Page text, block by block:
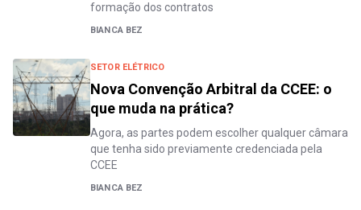
formação dos contratos
BIANCA BEZ
SETOR ELÉTRICO
Nova Convenção Arbitral da CCEE: o
que muda na prática?
Agora, as partes podem escolher qualquer câmara
que tenha sido previamente credenciada pela
CCEE
BIANCA BEZ